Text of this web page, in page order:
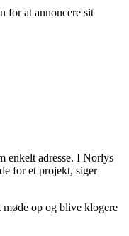
for at annoncere sit
enkelt adresse. I Norlys
for et projekt, siger
møde op og blive klogere